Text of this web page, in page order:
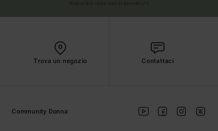
Trova un negozio Contattaci
Community Donna